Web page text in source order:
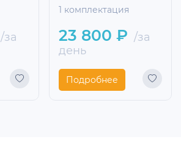
/за
1 комплектация
23 800 ₽ /за
день
Подробнее